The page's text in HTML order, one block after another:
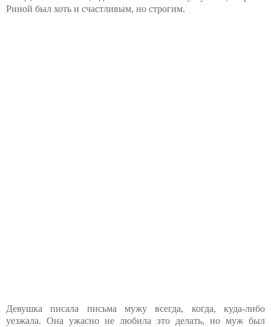
Риной был хоть и счастливым, но строгим.
Девушка писала письма мужу всегда, когда, куда-либо
уезжала. Она ужасно не любила это делать, но муж был